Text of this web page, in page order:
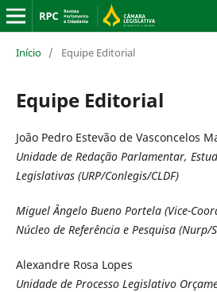
Início / Equipe Editorial
Equipe Editorial
João Pedro Estevão de Vasconcelos
Unidade de Redação Parlamentar,
Legislativas (URP/Conlegis/CLDF)
Miguel Ângelo Bueno Portela (Vice-
Núcleo de Referência e Pesquisa (Nurp/
Alexandre Rosa Lopes
Unidade de Processo Legislativo